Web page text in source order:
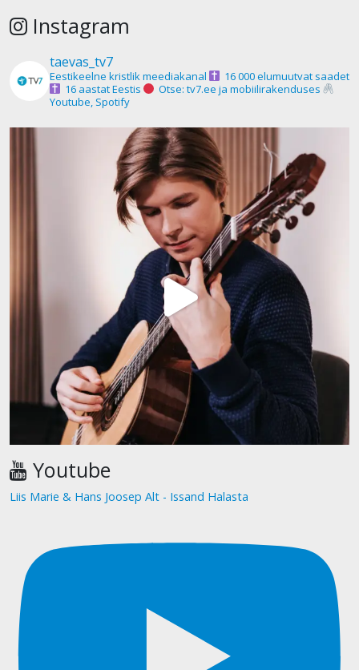
Instagram
taevas_tv7
Eestikeelne kristlik meediakanal
16 000 elumuutvat saadet
16 aastat Eestis
Otse: tv7.ee ja mobiilirakenduses
Youtube, Spotify
Youtube
Liis Marie & Hans Joosep Alt - Issand Halasta